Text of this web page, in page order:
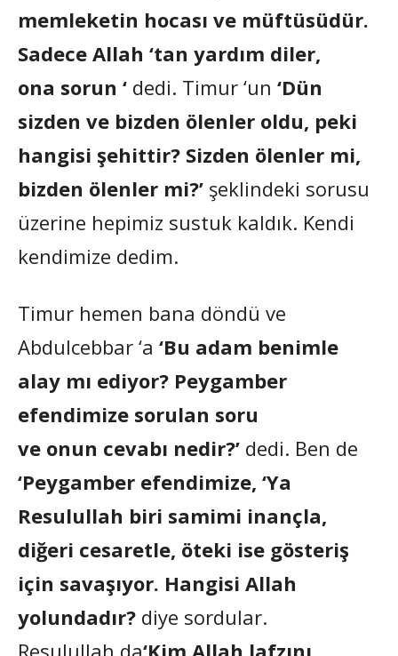
memleketin hocası ve müftüsüdür.
Sadece Allah ‘tan yardım diler,
ona sorun ‘ dedi. Timur ‘un ‘Dün
sizden ve bizden ölenler oldu, peki
hangisi şehittir? Sizden ölenler mi,
bizden ölenler mi?’ şeklindeki sorusu
üzerine hepimiz sustuk kaldık. Kendi
kendimize dedim.
Timur hemen bana döndü ve
Abdulcebbar ‘a ‘Bu adam benimle
alay mı ediyor? Peygamber
efendimize sorulan soru
ve onun cevabı nedir?’ dedi. Ben de
‘Peygamber efendimize, ‘Ya
Resulullah biri samimi inançla,
diğeri cesaretle, öteki ise gösteriş
için savaşıyor. Hangisi Allah
yolundadır? diye sordular.
Resulullah da‘Kim Allah lafzını